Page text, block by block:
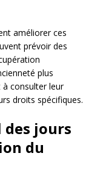
améliorer ces
prévoir des
plus
consulter leur
droits spécifiques.
jours
du